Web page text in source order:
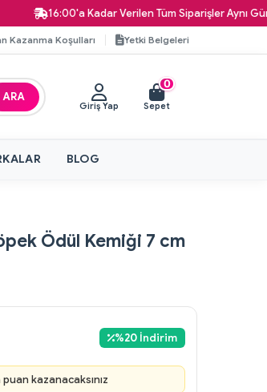
16:00'a Kadar Verilen Tüm Siparişler Aynı Gün
Kazanma Koşulları Yetki Belgeleri
ARA
Giriş Yap
0
Sepet
BLOG
Ödül Kemiği 7 cm
%20 İndirim
puan kazanacaksınız